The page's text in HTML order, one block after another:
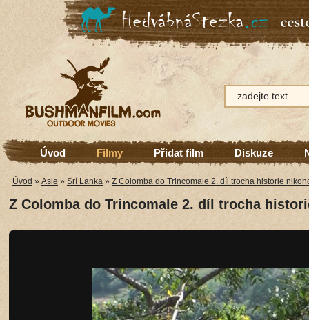
Úvod Filmy Přidat film Diskuze
Úvod » Asie » Srí Lanka » Z Colomba do Trincomale 2. díl trocha historie
Z Colomba do Trincomale 2. díl trocha